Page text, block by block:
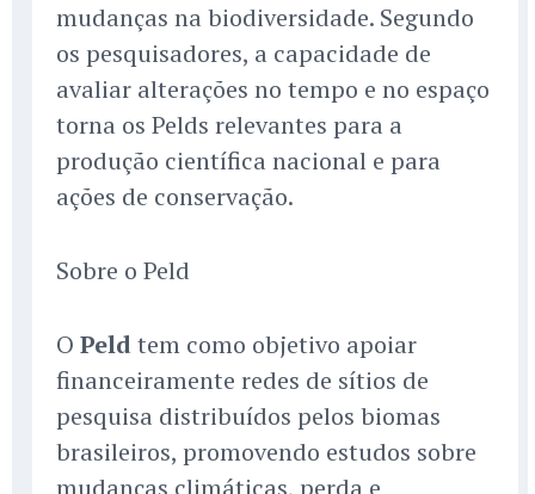
mudanças na biodiversidade. Segundo
os pesquisadores, a capacidade de
avaliar alterações no tempo e no espaço
torna os Pelds relevantes para a
produção científica nacional e para
ações de conservação.
Sobre o Peld
O Peldtem como objetivo apoiar
financeiramente redes de sítios de
pesquisa distribuídos pelos biomas
brasileiros, promovendo estudos sobre